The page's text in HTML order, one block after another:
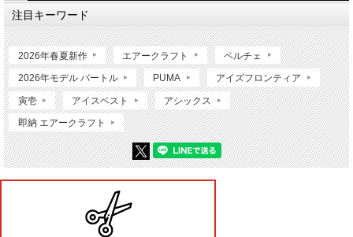
注目キーワード
2026年春夏新作 エアークラフト ペルチェ
2026年モデル バートル PUMA アイズフロンティア
寅壱 アイスベスト アシックス
即納 エアークラフト